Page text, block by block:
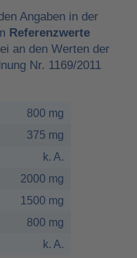
Angaben in der
Referenzwerte
an den Werten der
Nr. 1169/2011
800 mg
375 mg
k. A.
2000 mg
1500 mg
800 mg
k. A.